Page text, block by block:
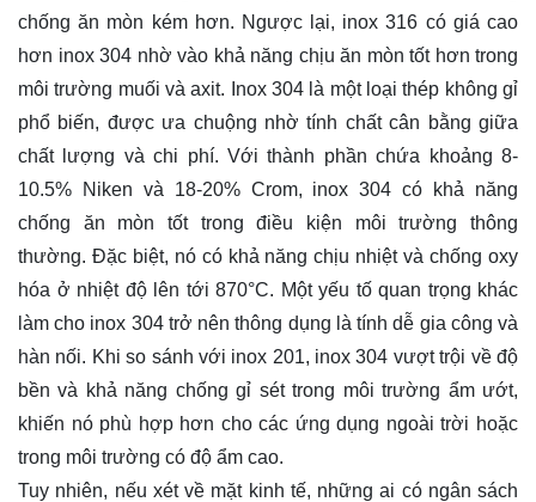
chống ăn mòn kém hơn. Ngược lại, inox 316 có giá cao
hơn inox 304 nhờ vào khả năng chịu ăn mòn tốt hơn trong
môi trường muối và axit. Inox 304 là một loại thép không gỉ
phổ biến, được ưa chuộng nhờ tính chất cân bằng giữa
chất lượng và chi phí. Với thành phần chứa khoảng 8-
10.5% Niken và 18-20% Crom, inox 304 có khả năng
chống ăn mòn tốt trong điều kiện môi trường thông
thường. Đặc biệt, nó có khả năng chịu nhiệt và chống oxy
hóa ở nhiệt độ lên tới 870°C. Một yếu tố quan trọng khác
làm cho inox 304 trở nên thông dụng là tính dễ gia công và
hàn nối. Khi so sánh với inox 201, inox 304 vượt trội về độ
bền và khả năng chống gỉ sét trong môi trường ẩm ướt,
khiến nó phù hợp hơn cho các ứng dụng ngoài trời hoặc
trong môi trường có độ ẩm cao.
Tuy nhiên, nếu xét về mặt kinh tế, những ai có ngân sách